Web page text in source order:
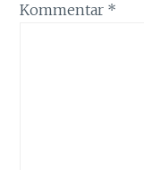
Kommentar *